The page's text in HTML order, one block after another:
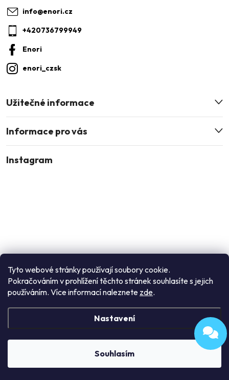
Tyto webové stránky používají soubory cookie.
Pokračováním v prohlížení těchto stránek souhlasíte s jejich
používáním. Více informací naleznete zde.
Nastavení
Souhlasím
Užitečné informace
Informace pro vás
info@enori.cz
+420736799949
Enori
enori_czsk
Instagram
Sledovat na Instagramu
Upravit nastavení
cookies